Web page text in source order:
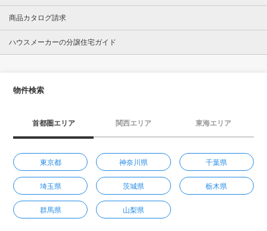
商品カタログ請求
ハウスメーカーの分譲住宅ガイド
物件検索
首都圏エリア 関西エリア 東海エリア
東京都 神奈川県 千葉県
埼玉県 茨城県 栃木県
群馬県 山梨県